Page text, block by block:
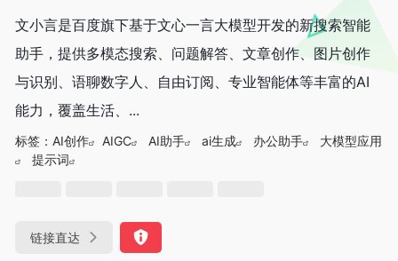
文小言是百度旗下基于文心一言大模型开发的新搜索智能
助手，提供多模态搜索、问题解答、文章创作、图片创作
与识别、语聊数字人、自由订阅、专业智能体等丰富的AI
能力，覆盖生活、...
标签： AI创作 AIGC AI助手 ai生成 办公助手
大模型应用
提示词
链接直达